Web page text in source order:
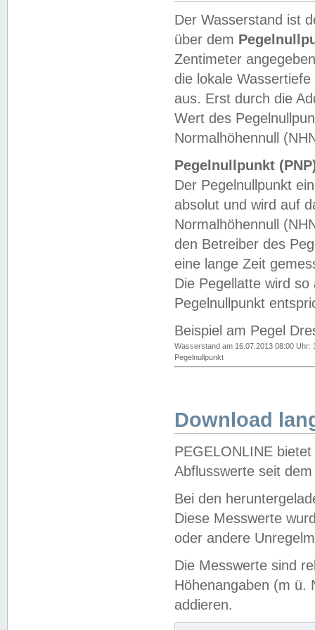
Der Wasserstand ist
über dem
Zentimeter
die lokale
aus. Erst durch die
Wert des
Normalhöhennull
Pegelnullpunkt
Der Pegelnullpunkt
absolut und wird auf
Normalhöhennull
den Betreiber des
eine lange Zeit
Die Pegellatte wird
Pegelnullpunkt
Beispiel am Pegel
Wasserstand am 16.07.2013 08:00 Uhr:
Pegelnullpunkt
Download
PEGELONLINE
Abflusswerte seit
Bei den
Diese Messwerte
oder andere
Die Messwerte sind
Höhenangaben (m ü.
addieren.